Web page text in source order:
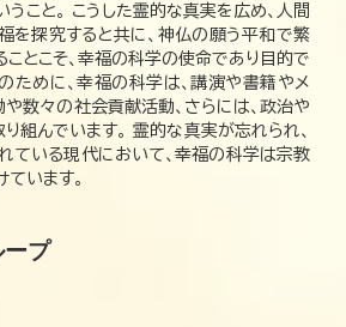
こと。 こうした霊的な真実を広め、人間
を探究すると共に、神仏の願う平和で繁
とこそ、幸福の科学の使命であり目的で
ために、幸福の科学は、講演や書籍やメ
数々の社会貢献活動、さらには、政治や
組んでいます。 霊的な真実が忘れられ、
ている現代において、幸福の科学は宗教
います。
プ